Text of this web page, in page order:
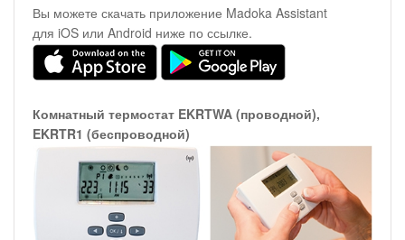
Вы можете скачать приложение Madoka Assistant
для iOS или Android ниже по ссылке.
Комнатный термостат EKRTWA (проводной),
EKRTR1 (беспроводной)